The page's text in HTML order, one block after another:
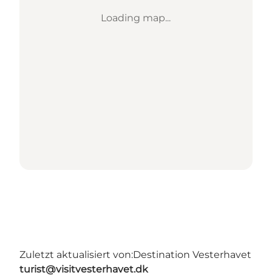
Loading map...
Zuletzt aktualisiert von:Destination Vesterhavet
turist@visitvesterhavet.dk